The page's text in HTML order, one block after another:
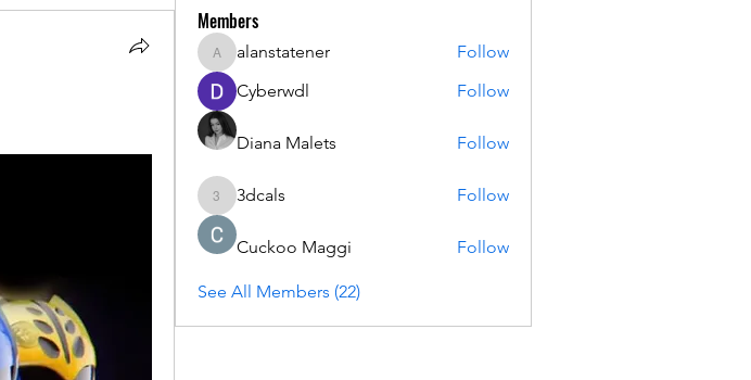
Members
alanstatener
alanstatener
Follow
Cyberwdl
Follow
Diana Malets Follow
3dcals
3dcals Follow
Cuckoo Maggi Follow
See All Members (22)